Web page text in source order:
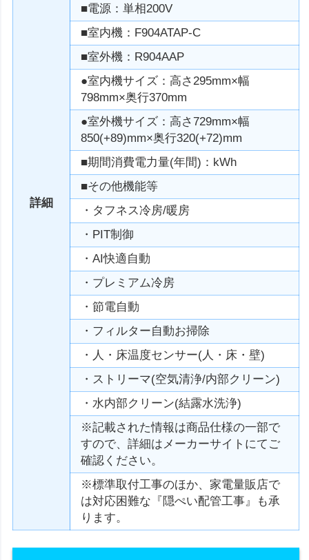
詳細
■電源：単相200V
■室内機：F904ATAP-C
■室外機：R904AAP
●室内機サイズ：高さ295mm×幅
798mm×奥行370mm
●室外機サイズ：高さ729mm×幅
850(+89)mm×奥行320(+72)mm
■期間消費電力量(年間)：kWh
■その他機能等
・タフネス冷房/暖房
・PIT制御
・AI快適自動
・プレミアム冷房
・節電自動
・フィルター自動お掃除
・人・床温度センサー(人・床・壁)
・ストリーマ(空気清浄/内部クリーン)
・水内部クリーン(結露水洗浄)
※記載された情報は商品仕様の一部で
すので、詳細はメーカーサイトにてご
確認ください。
※標準取付工事のほか、家電量販店で
は対応困難な『隠ぺい配管工事』も承
ります。